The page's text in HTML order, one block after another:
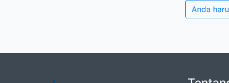
Anda